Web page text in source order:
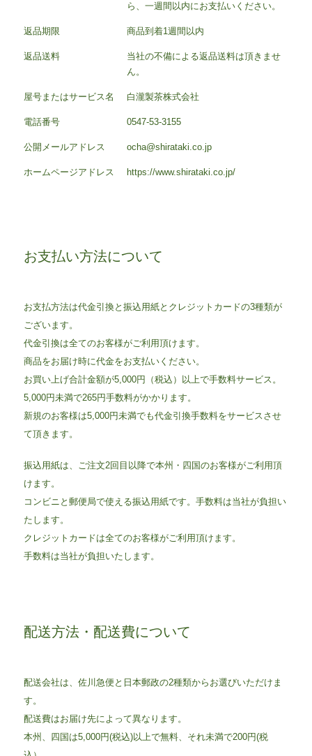
ら、一週間以内にお支払いください。
返品期限 商品到着1週間以内
返品送料
当社の不備による返品送料は頂きませ
ん。
屋号またはサービス名 白瀧製茶株式会社
電話番号 0547-53-3155
公開メールアドレス ocha@shirataki.co.jp
ホームページアドレス https://www.shirataki.co.jp/
お支払い方法について
お支払方法は代金引換と振込用紙とクレジットカードの3種類が
ございます。
代金引換は全てのお客様がご利用頂けます。
商品をお届け時に代金をお支払いください。
お買い上げ合計金額が5,000円（税込）以上で手数料サービス。
5,000円未満で265円手数料がかかります。
新規のお客様は5,000円未満でも代金引換手数料をサービスさせ
て頂きます。
振込用紙は、ご注文2回目以降で本州・四国のお客様がご利用頂
けます。
コンビニと郵便局で使える振込用紙です。手数料は当社が負担い
たします。
クレジットカードは全てのお客様がご利用頂けます。
手数料は当社が負担いたします。
配送方法・配送費について
配送会社は、佐川急便と日本郵政の2種類からお選びいただけま
す。
配送費はお届け先によって異なります。
本州、四国は5,000円(税込)以上で無料、それ未満で200円(税